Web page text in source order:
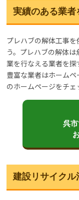
実績のある業者
プレハブの解体工事
う。プレハブの解体
業を行なえる業者を
豊富な業者はホーム
のホームページをチェ
呉
建設リサイクル